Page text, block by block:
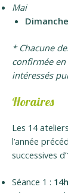
Mai
* Chacune
confirmée en
intéressés
Horaires
Les 14
l’année
successives
Séance 1 :